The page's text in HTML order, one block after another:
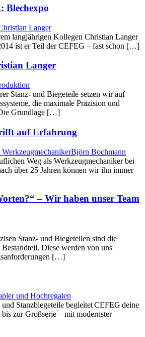
Blechexpo
langjährigen Kollegen Christian Langer
ist er Teil der CEFEG – fast schon […]
Langer
Stanz- und Biegeteile setzen wir auf
die maximale Präzision und
Grundlage […]
auf Erfahrung
Weg als Werkzeugmechaniker bei
über 25 Jahren können wir ihn immer
– Wir haben unser Team
Stanz- und Biegeteilen sind die
Diese werden von uns
[…]
Stanzbiegeteile begleitet CEFEG deine
zur Großserie – mit modernster